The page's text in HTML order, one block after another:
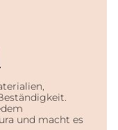
und macht es